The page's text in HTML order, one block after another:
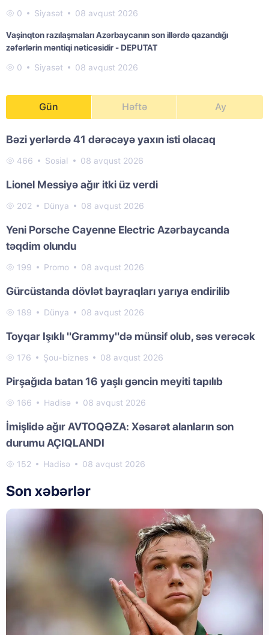
0 Siyasət 08 avqust 2026
Vaşinqton razılaşmaları Azərbaycanın son illərdə qazandığı
zəfərlərin məntiqi nəticəsidir - DEPUTAT
0 Siyasət 08 avqust 2026
Gün Həftə Ay
Bəzi yerlərdə 41 dərəcəyə yaxın isti olacaq
466 Sosial 08 avqust 2026
Lionel Messiyə ağır itki üz verdi
202 Dünya 08 avqust 2026
Yeni Porsche Cayenne Electric Azərbaycanda
təqdim olundu
199 Promo 08 avqust 2026
Gürcüstanda dövlət bayraqları yarıya endirilib
189 Dünya 08 avqust 2026
Toyqar Işıklı "Grammy"də münsif olub, səs verəcək
176 Şou-biznes 08 avqust 2026
Pirşağıda batan 16 yaşlı gəncin meyiti tapılıb
166 Hadisə 08 avqust 2026
İmişlidə ağır AVTOQƏZA: Xəsarət alanların son
durumu AÇIQLANDI
152 Hadisə 08 avqust 2026
Son xəbərlər